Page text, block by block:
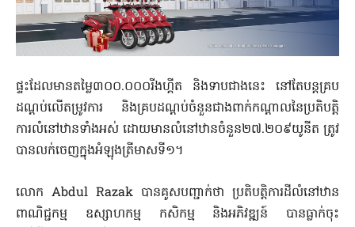
ផ្ទះដែលមានតម្លៃ៣០០.០០០រីងហ្គីត និងទាបជាងនេះ នៅតែបន្តគ្រប
ដណ្ដប់លើតម្រូវការ និងគ្របដណ្តប់ចំនួនជាងពាក់កណ្តាលនៃប្រតិបត្តិ
ការលំនៅឋានទាំងអស់ ដោយមានលំនៅឋានចំនួន២៧.២០៩យូនីត ត្រូវ
បានលក់ចេញក្នុងអំឡុងត្រីមាសទី១។
លោក Abdul Razak បានគូសបញ្ជាក់ថា ប្រតិបត្តិការដីលំនៅឋាន
ពាណិជ្ជកម្ម ឧស្សាហកម្ម កសិកម្ម និងអភិវឌ្ឍន៍ បានធ្លាក់ចុះ